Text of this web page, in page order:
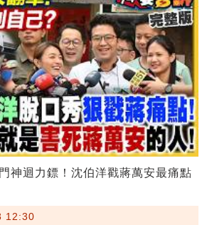
神迴力鏢！沈伯洋戳蔣萬安最痛點
12:30